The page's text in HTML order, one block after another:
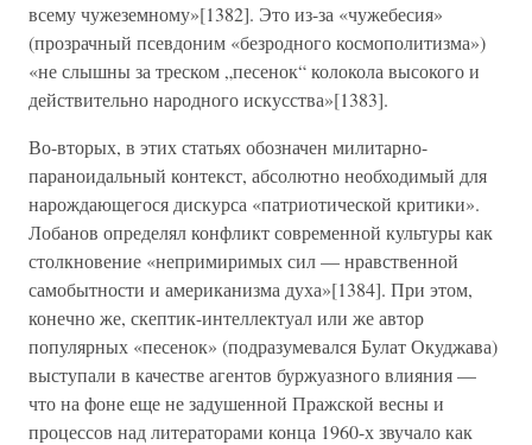
всему чужеземному»[1382]. Это из-за «чужебесия»
(прозрачный псевдоним «безродного космополитизма»)
«не слышны за треском „песенок“ колокола высокого и
действительно народного искусства»[1383].
Во-вторых, в этих статьях обозначен милитарно-
параноидальный контекст, абсолютно необходимый для
нарождающегося дискурса «патриотической критики».
Лобанов определял конфликт современной культуры как
столкновение «непримиримых сил — нравственной
самобытности и американизма духа»[1384]. При этом,
конечно же, скептик-интеллектуал или же автор
популярных «песенок» (подразумевался Булат Окуджава)
выступали в качестве агентов буржуазного влияния —
что на фоне еще не задушенной Пражской весны и
процессов над литераторами конца 1960-х звучало как